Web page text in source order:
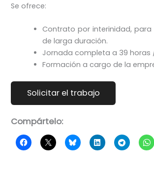
Se ofrece:
Contrato por interinidad,
de larga duración.
Jornada completa a 39 horas
Formación a cargo de la
Compártelo: